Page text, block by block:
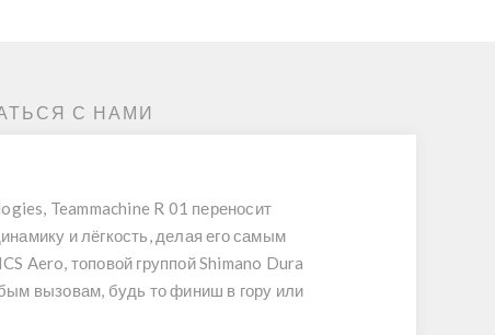
С НАМИ
Teammachine R 01 переносит
и лёгкость, делая его самым
Aero, топовой группой Shimano Dura
вызовам, будь то финиш в гору или